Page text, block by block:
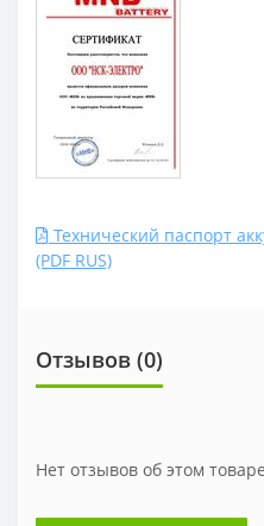
Технический паспорт
(PDF RUS)
Отзывов (0)
Нет отзывов об этом